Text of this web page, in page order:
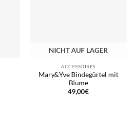
NICHT AUF LAGER
ACCESSOIRES
Mary&Yve Bindegürtel mit
Blume
49,00€